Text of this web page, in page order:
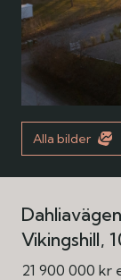
Alla bilder
Vikingshill
21 900 000 kr